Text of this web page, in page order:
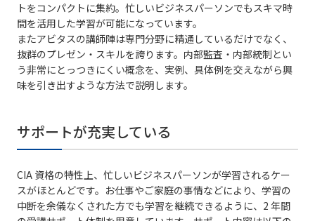
トをコンパクトに集約。忙しいビジネスパーソンでもスキマ時
間を活用した学習が可能になっています。
またアビタスの講師陣は専門分野に精通しているだけでなく、
抜群のプレゼン・スキルを誇ります。内部監査・内部統制とい
う非常にとっつきにくい概念を、実例、具体例を交えながら興
味を引き出すような方法で説明します。
サポートが充実している
CIA 資格の特性上、忙しいビジネスパーソンが学習されるケー
スがほとんどです。お仕事やご家庭の事情などにより、学習の
中断を余儀なくされた方でも学習を継続できるように、2 年間